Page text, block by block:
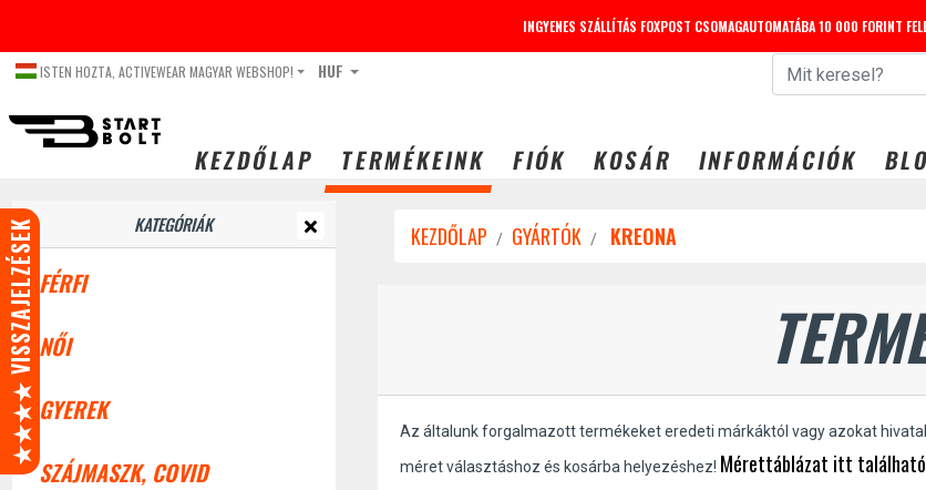
INGYENES SZÁLLÍTÁS FOXPOST CSOMAGAUTOMATÁBA 10 000 FORINT
ISTEN HOZTA, ACTIVEWEAR MAGYAR WEBSHOP! HUF
KEZDŐLAP TERMÉKEINK FIÓK KOSÁR INFORMÁCIÓK
KATEGÓRIÁK
FÉRFI
NŐI
GYEREK
SZÁJMASZK, COVID
KEZDŐLAP GYÁRTÓK KREONA
Az általunk forgalmazott termékeket eredeti márkáktól vagy azokat
méret választáshoz és kosárba helyezéshez! Mérettáblázat itt található
★★★★ VISSZAJELZÉSEK